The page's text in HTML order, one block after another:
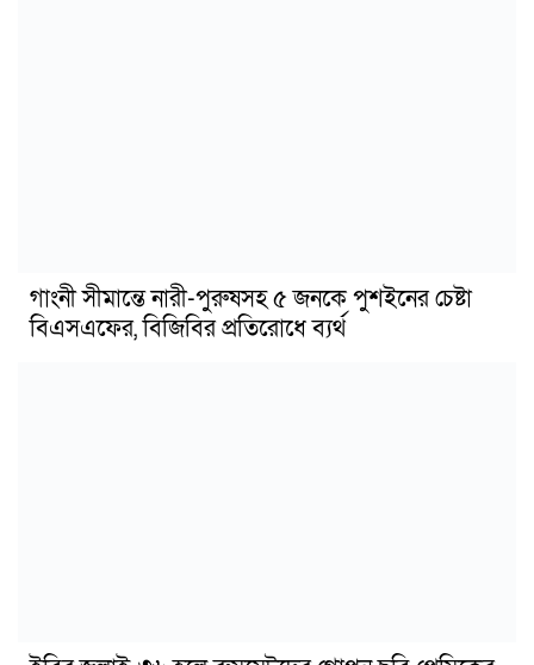
গাংনী সীমান্তে নারী-পুরুষসহ ৫ জনকে পুশইনের চেষ্টা
বিএসএফের, বিজিবির প্রতিরোধে ব্যর্থ